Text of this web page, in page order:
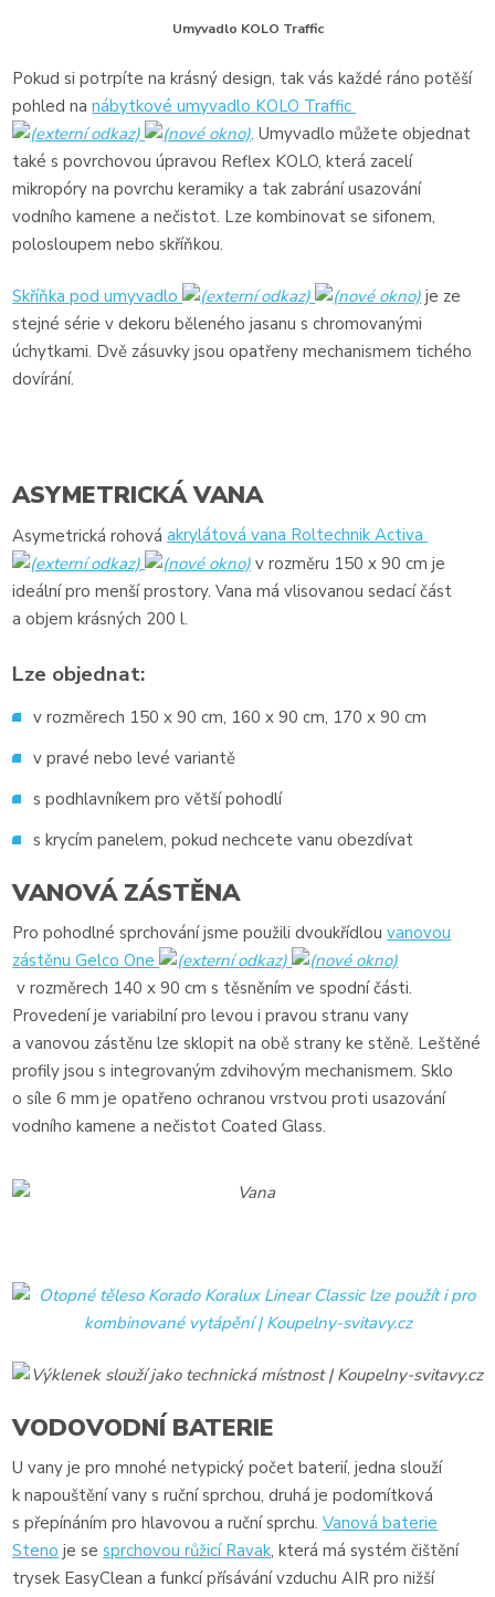
Umyvadlo KOLO Traffic
Pokud si potrpíte na krásný design, tak vás každé ráno potěší
pohled nanábytkové umyvadlo KOLO Traffic
. Umyvadlo můžete objednat
také s povrchovou úpravou Reflex KOLO, která zacelí
mikropóry na povrchu keramiky a tak zabrání usazování
vodního kamene a nečistot. Lze kombinovat se sifonem,
polosloupem nebo skříňkou.
Skříňka pod umyvadlo
je ze
stejné série v dekoru běleného jasanu s chromovanými
úchytkami. Dvě zásuvky jsou opatřeny mechanismem tichého
dovírání.
ASYMETRICKÁ VANA
Asymetrická rohováakrylátová vana Roltechnik Activa
v rozměru 150 x 90 cm je
ideální pro menší prostory. Vana má vlisovanou sedací část
a objem krásných 200 l.
Lze objednat:
v rozměrech 150 x 90 cm, 160 x 90 cm, 170 x 90 cm
v pravé nebo levé variantě
s podhlavníkem pro větší pohodlí
s krycím panelem, pokud nechcete vanu obezdívat
VANOVÁ ZÁSTĚNA
Pro pohodlné sprchování jsme použili dvoukřídlouvanovou
zástěnu Gelco One
v rozměrech 140 x 90 cm s těsněním ve spodní části.
Provedení je variabilní pro levou i pravou stranu vany
a vanovou zástěnu lze sklopit na obě strany ke stěně. Leštěné
profily jsou s integrovaným zdvihovým mechanismem. Sklo
o síle 6 mm je opatřeno ochranou vrstvou proti usazování
vodního kamene a nečistot Coated Glass.
VODOVODNÍ BATERIE
​U vany je pro mnohé netypický počet baterií, jedna slouží
k napouštění vany s ruční sprchou, druhá je podomítková
s přepínáním pro hlavovou a ruční sprchu.Vanová baterie
Steno je sesprchovou růžicí Ravak, která má systém čištění
trysek EasyClean a funkcí přísávání vzduchu AIR pro nižší